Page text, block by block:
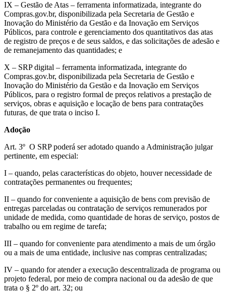
IX – Gestão de Atas – ferramenta informatizada, integrante do
Compras.gov.br, disponibilizada pela Secretaria de Gestão e
Inovação do Ministério da Gestão e da Inovação em Serviços
Públicos, para controle e gerenciamento dos quantitativos das atas
de registro de preços e de seus saldos, e das solicitações de adesão e
de remanejamento das quantidades; e
X – SRP digital – ferramenta informatizada, integrante do
Compras.gov.br, disponibilizada pela Secretaria de Gestão e
Inovação do Ministério da Gestão e da Inovação em Serviços
Públicos, para o registro formal de preços relativos a prestação de
serviços, obras e aquisição e locação de bens para contratações
futuras, de que trata o inciso I.
Adoção
Art. 3º O SRP poderá ser adotado quando a Administração julgar
pertinente, em especial:
I – quando, pelas características do objeto, houver necessidade de
contratações permanentes ou frequentes;
II – quando for conveniente a aquisição de bens com previsão de
entregas parceladas ou contratação de serviços remunerados por
unidade de medida, como quantidade de horas de serviço, postos de
trabalho ou em regime de tarefa;
III – quando for conveniente para atendimento a mais de um órgão
ou a mais de uma entidade, inclusive nas compras centralizadas;
IV – quando for atender a execução descentralizada de programa ou
projeto federal, por meio de compra nacional ou da adesão de que
trata o § 2º do art. 32; ou